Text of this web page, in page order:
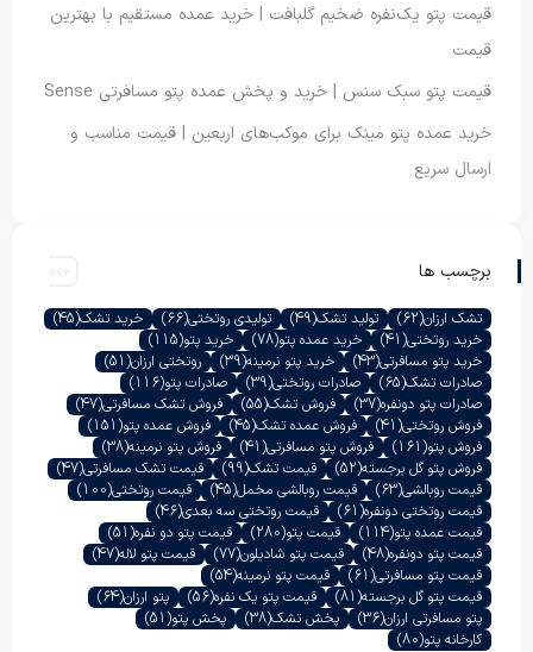
قیمت پتو یک‌نفره ضخیم گلبافت | خرید عمده مستقیم با بهترین
قیمت
قیمت پتو سبک سنس | خرید و پخش عمده پتو مسافرتی Sense
خرید عمده پتو مینک برای موکب‌های اربعین | قیمت مناسب و
ارسال سریع
برچسب ها
تشک ارزان(62) تولید تشک(49) تولیدی روتختی(66) خرید تشک(45)
خرید روتختی(41) خرید عمده پتو(78) خرید پتو(115)
خرید پتو مسافرتی(43) خرید پتو نرمینه(39) روتختی ارزان(51)
صادرات تشک(65) صادرات روتختی(39) صادرات پتو(116)
صادرات پتو دونفره(37) فروش تشک(55) فروش تشک مسافرتی(47)
فروش روتختی(41) فروش عمده تشک(45) فروش عمده پتو(151)
فروش پتو(161) فروش پتو مسافرتی(41) فروش پتو نرمینه(38)
فروش پتو گل برجسته(52) قیمت تشک(99) قیمت تشک مسافرتی(47)
قیمت روبالشی(63) قیمت روبالشی مخمل(45) قیمت روتختی(100)
قیمت روتختی دونفره(61) قیمت روتختی سه بعدی(46)
قیمت عمده پتو(114) قیمت پتو(280) قیمت پتو دو نفره(51)
قیمت پتو دونفره(48) قیمت پتو شادیلون(77) قیمت پتو لاله(47)
قیمت پتو مسافرتی(61) قیمت پتو نرمینه(54)
قیمت پتو گل برجسته(81) قیمت پتو یک نفره(56) پتو ارزان(64)
پتو مسافرتی ارزان(36) پخش تشک(38) پخش پتو(51)
کارخانه پتو(80)